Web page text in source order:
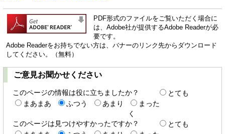
PDF形式のファイルをご覧いただく場合に
は、Adobe社が提供するAdobe Readerが必
要です。
Adobe Readerをお持ちでない方は、バナーのリンク先からダウンロード
してください。（無料）
ご意見お聞かせください
このページの情報は役に立ちましたか？
とても
まあまあ
ふつう あまり
まった
く
このページは見つけやすかったですか？
とても